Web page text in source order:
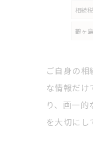
相続税
鶴ヶ島
ご自身の
な情報だ
り、画一
を大切にし